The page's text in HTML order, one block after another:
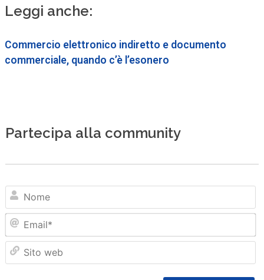
Leggi anche:
Commercio elettronico indiretto e documento
commerciale, quando c’è l’esonero
Partecipa alla community